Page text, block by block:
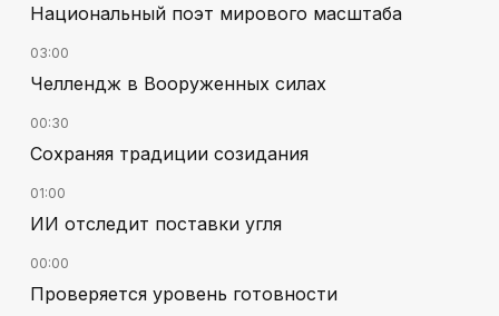
Национальный поэт мирового масштаба
03:00
Челлендж в Вооруженных силах
00:30
Сохраняя традиции созидания
01:00
ИИ отследит поставки угля
00:00
Проверяется уровень готовности